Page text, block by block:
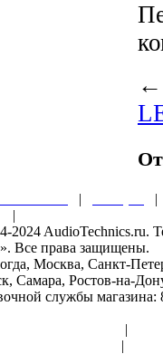
←
| |
|
2024 AudioTechnics.ru.
Все права защищены.
Москва, Санкт-
Самара, Ростов-на-
службы магазина:
|
|